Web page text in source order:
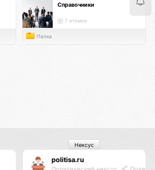
Справочники
7 атомов
Папка
politisa.ru
Нексус